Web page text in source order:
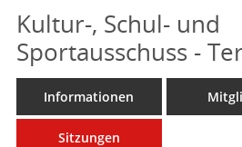
Kultur-, Schul- und
Sportausschuss -
Informationen
Sitzungen